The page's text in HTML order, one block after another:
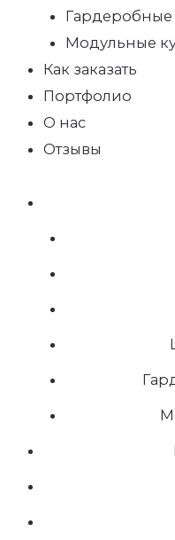
Гардеробные
Модульные
Как заказать
Портфолио
О нас
Отзывы